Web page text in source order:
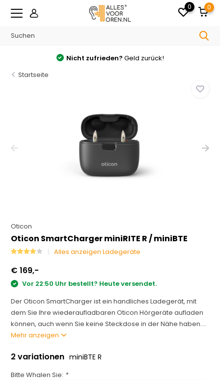
0 0
Nicht zufrieden? Geld zurück!
Startseite
Oticon
Oticon SmartCharger miniRITE R / miniBTE
Alles anzeigen Ladegeräte
€ 169,-
Vor 22:50 Uhr bestellt? Heute versendet.
Der Oticon SmartCharger ist ein handliches Ladegerät, mit
dem Sie Ihre wiederaufladbaren Oticon Hörgeräte aufladen
können, auch wenn Sie keine Steckdose in der Nähe haben....
Mehr anzeigen
2 variationen miniBTE R
Bitte Whalen Sie: *